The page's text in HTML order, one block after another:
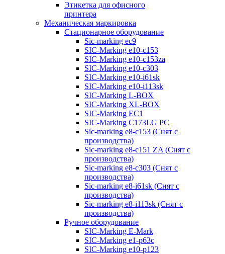
Этикетка для офисного
принтера
Механическая маркировка
Стационарное оборудование
Sic-marking ec9
SIC-Marking e10-c153
SIC-Marking e10-c153za
SIC-Marking e10-c303
SIC-Marking e10-i61sk
SIC-Marking e10-i113sk
SIC-Marking L-BOX
SIC-Marking XL-BOX
SIC-Marking EC1
SIC-Marking C173LG PC
Sic-marking e8-c153 (Снят с
производства)
Sic-marking e8-c151 ZA (Снят с
производства)
Sic-marking e8-c303 (Снят с
производства)
Sic-marking e8-i61sk (Снят с
производства)
Sic-marking e8-i113sk (Снят с
производства)
Ручное оборудование
SIC-Marking E-Mark
SIC-Marking e1-p63с
SIC-Marking e10-p123